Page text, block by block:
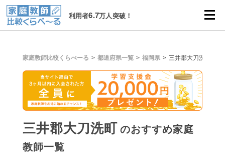
利用者6.7万人突破！
家庭教師比較くらべーる 都道府県一覧 福岡県 三井郡大刀洗町
三井郡大刀洗町 のおすすめ家庭
教師一覧